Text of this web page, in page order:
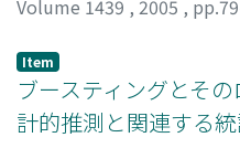
Volume 1439 , 2005 ,
Masafumi
Item
ブースティングとそ
計的推測と関連する